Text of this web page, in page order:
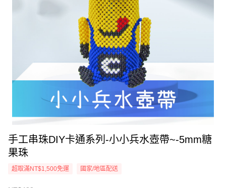
手工串珠DIY卡通系列-小小兵水壺帶~-5mm糖
果珠
超取滿NT$1,500免運 國家/地區配送